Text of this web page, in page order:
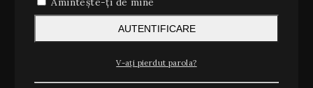
curierului în maxim 24 de ore lucrătoare.
Costuri transport pe teritoriul României
Pretul curierului pentru comenzi cu
valoarea sub 450 lei.
AUTENTIFICARE
V-ați pierdut parola?